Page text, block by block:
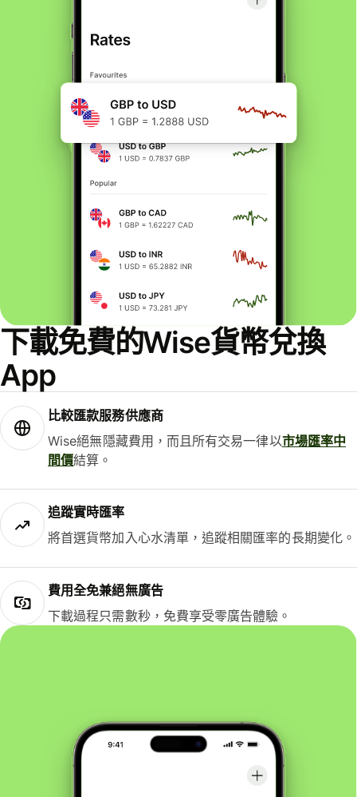
下載免費的Wise貨幣兌換
App
比較匯款服務供應商
Wise絕無隱藏費用，而且所有交易一律以市場匯率中
間價結算。
追蹤實時匯率
將首選貨幣加入心水清單，追蹤相關匯率的長期變化。
費用全免兼絕無廣告
下載過程只需數秒，免費享受零廣告體驗。